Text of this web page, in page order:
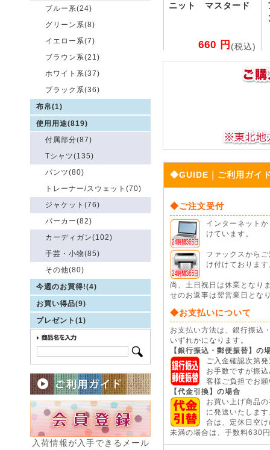
ブルー系(24)
グリーン系(8)
イエロー系(7)
ブラウン系(21)
ホワイト系(37)
ブラック系(36)
布帛(1)
使用用途(819)
付属部分(87)
Tシャツ(135)
パンツ(80)
トレーナー/スウェット(70)
ジャケット(76)
パーカー(82)
カーディガン(102)
手芸・小物(85)
その他(80)
今週のお買得!(4)
お買い得品(9)
プレゼント(1)
入荷情報が入手できるメール
ニット マスタード
660 円 (税込)
◆GUIDE｜ご利用ガイ
◆ご注文受付
インターネット
けています。
ファックスから
け付けております
尚、土日祝日は休業となり
せのお返事は翌営業日とな
◆お支払いについて
お支払い方法は、銀行振込
いずれかになります。
【銀行振込・郵便振替】の
ご入金確認次第
お手数ですが振
客様ご負担でお
【代金引換】の場合
お買い上げ商品
に発送いたしま
合は、定休日空
未満の場合は、手数料630